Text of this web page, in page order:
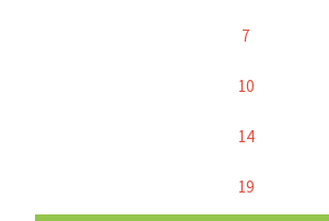
7
10
14
19